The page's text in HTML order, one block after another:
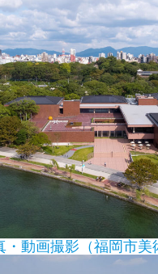
・動画撮影（福岡市美